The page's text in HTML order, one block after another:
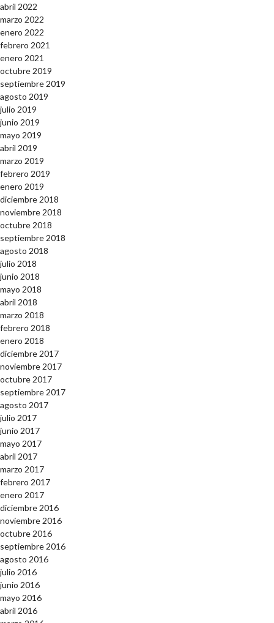
abril 2022
marzo 2022
enero 2022
febrero 2021
enero 2021
octubre 2019
septiembre 2019
agosto 2019
julio 2019
junio 2019
mayo 2019
abril 2019
marzo 2019
febrero 2019
enero 2019
diciembre 2018
noviembre 2018
octubre 2018
septiembre 2018
agosto 2018
julio 2018
junio 2018
mayo 2018
abril 2018
marzo 2018
febrero 2018
enero 2018
diciembre 2017
noviembre 2017
octubre 2017
septiembre 2017
agosto 2017
julio 2017
junio 2017
mayo 2017
abril 2017
marzo 2017
febrero 2017
enero 2017
diciembre 2016
noviembre 2016
octubre 2016
septiembre 2016
agosto 2016
julio 2016
junio 2016
mayo 2016
abril 2016